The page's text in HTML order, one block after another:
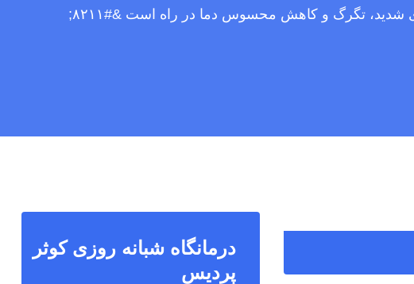
وضعیت جوی یکم اردیبهشت؛بارش‌های شدید، تگرگ و کاهش محسوس دما در راه است &#۸۲۱۱;
درمانگاه شبانه روزی کوثر
پردیس